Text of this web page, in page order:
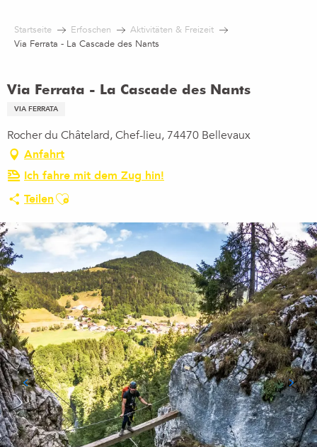
contenu
Startseite Erfoschen
Aktivitäten & Freizeit
Via Ferrata - La Cascade des Nants
Via Ferrata - La Cascade des Nants
VIA FERRATA
Rocher du Châtelard, Chef-lieu, 74470 Bellevaux
Anfahrt
Ich fahre mit dem Zug hin!
TeilenAjouter aux favoris